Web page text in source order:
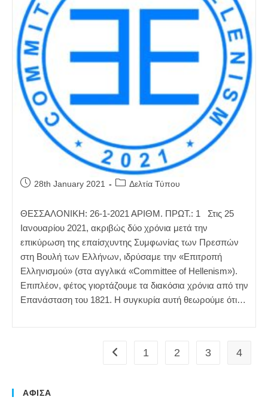
Post28th January 2021
PostΔελτία Τύπου
ΘΕΣΣΑΛΟΝΙΚΗ: 26-1-2021 ΑΡΙΘΜ. ΠΡΩΤ.: 1 Στις 25
Ιανουαρίου 2021, ακριβώς δύο χρόνια μετά την
επικύρωση της επαίσχυντης Συμφωνίας των Πρεσπών
στη Βουλή των Ελλήνων, ιδρύσαμε την «Επιτροπή
Ελληνισμού» (στα αγγλικά «Committee of Hellenism»).
Επιπλέον, φέτος γιορτάζουμε τα διακόσια χρόνια από την
Επανάσταση του 1821. Η συγκυρία αυτή θεωρούμε ότι…
Go to the previous page
1 2 3 4
ΑΦΙΣΑ